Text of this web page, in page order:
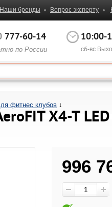
Наши бренды Вопрос эксперту
777-60-14
по России
10:00-
сб-вс
фитнес клубов ↓
X4-T LED
996